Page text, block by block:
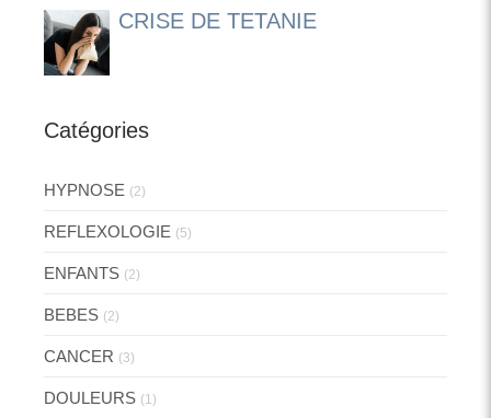
CRISE DE TETANIE
Catégories
HYPNOSE (2)
REFLEXOLOGIE (5)
ENFANTS (2)
BEBES (2)
CANCER (3)
DOULEURS (1)